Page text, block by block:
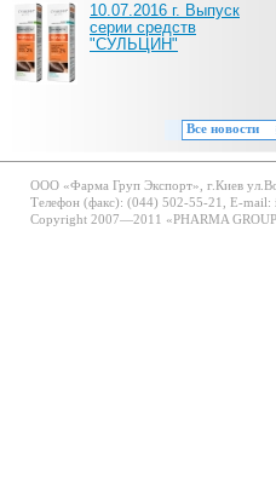
10.07.2016 г. Выпуск
серии средств
"СУЛЬЦИН"
Все новости
ООО «Фарма Груп Экспорт», г.Киев
Телефон (факс): (044) 502-55-21, E-mail:
Copyright 2007—2011 «PHARMA